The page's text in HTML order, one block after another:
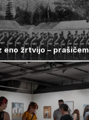
žrtvijo – prašičem